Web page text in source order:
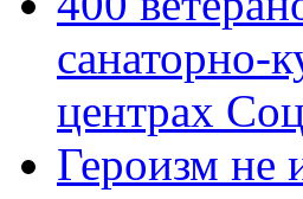
санаторно-
центрах
Героизм не